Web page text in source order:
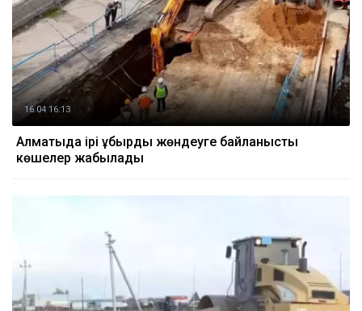
16.04 16:13
Алматыда ірі құбырды жөндеуге байланысты
көшелер жабылады